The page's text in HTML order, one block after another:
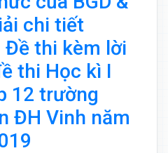
chi tiết
Đề thi kèm lời
thi Học kì I
12 trường
ĐH Vinh năm